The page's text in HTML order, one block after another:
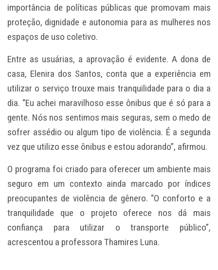
importância de políticas públicas que promovam mais
proteção, dignidade e autonomia para as mulheres nos
espaços de uso coletivo.
Entre as usuárias, a aprovação é evidente. A dona de
casa, Elenira dos Santos, conta que a experiência em
utilizar o serviço trouxe mais tranquilidade para o dia a
dia. “Eu achei maravilhoso esse ônibus que é só para a
gente. Nós nos sentimos mais seguras, sem o medo de
sofrer assédio ou algum tipo de violência. É a segunda
vez que utilizo esse ônibus e estou adorando”, afirmou.
O programa foi criado para oferecer um ambiente mais
seguro em um contexto ainda marcado por índices
preocupantes de violência de gênero. “O conforto e a
tranquilidade que o projeto oferece nos dá mais
confiança para utilizar o transporte público”,
acrescentou a professora Thamires Luna.